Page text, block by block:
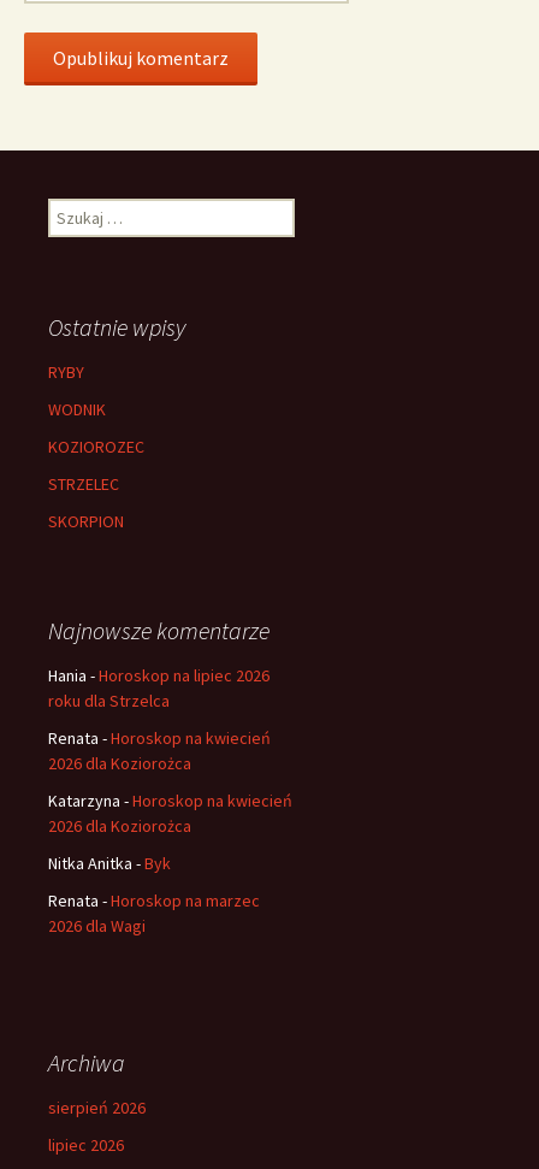
Szukaj:
Ostatnie wpisy
RYBY
WODNIK
KOZIOROZEC
STRZELEC
SKORPION
Najnowsze komentarze
Hania -Horoskop na lipiec 2026
roku dla Strzelca
Renata -Horoskop na kwiecień
2026 dla Koziorożca
Katarzyna -Horoskop na kwiecień
2026 dla Koziorożca
Nitka Anitka -Byk
Renata -Horoskop na marzec
2026 dla Wagi
Archiwa
sierpień 2026
lipiec 2026